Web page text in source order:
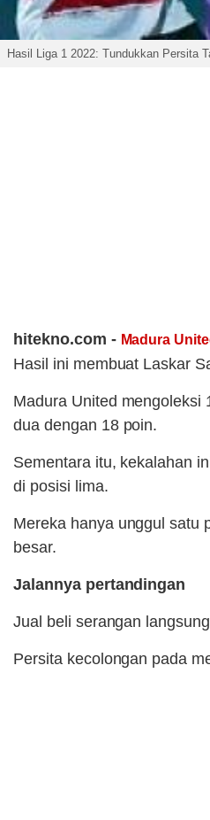
Hasil Liga 1 2022: Tundukkan Persita
hitekno.com - Madura
Hasil ini membuat Laskar
Madura United mengoleksi
dua dengan 18 poin.
Sementara itu, kekalahan
di posisi lima.
Mereka hanya unggul satu
besar.
Jalannya pertandingan
Jual beli serangan
Persita kecolongan pada